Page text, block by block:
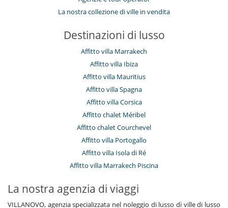
La nostra collezione di ville in vendita
Destinazioni di lusso
Affitto villa Marrakech
Affitto villa Ibiza
Affitto villa Mauritius
Affitto villa Spagna
Affitto villa Corsica
Affitto chalet Méribel
Affitto chalet Courchevel
Affitto villa Portogallo
Affitto villa Isola di Ré
Affitto villa Marrakech Piscina
La nostra agenzia di viaggi
VILLANOVO, agenzia specializzata nel noleggio di lusso di ville di lusso